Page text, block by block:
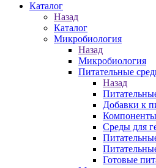
Каталог
Назад
Каталог
Микробиология
Назад
Микробиология
Питательные
Назад
Добавки к
Среды для
Готовые